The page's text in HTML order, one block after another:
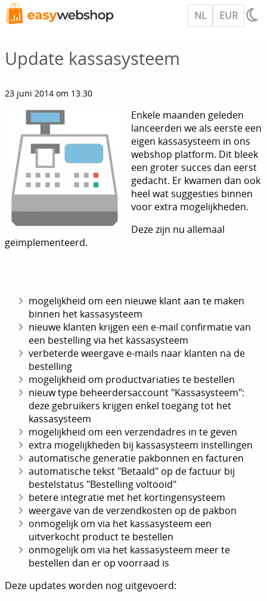
NL EUR
Update kassasysteem
23 juni 2014 om 13:30
Enkele maanden geleden
lanceerden we als eerste een
eigen kassasysteem in ons
webshop platform. Dit bleek
een groter succes dan eerst
gedacht. Er kwamen dan ook
heel wat suggesties binnen
voor extra mogelijkheden.
Deze zijn nu allemaal
geïmplementeerd.
mogelijkheid om een nieuwe klant aan te maken
binnen het kassasysteem
nieuwe klanten krijgen een e-mail confirmatie van
een bestelling via het kassasysteem
verbeterde weergave e-mails naar klanten na de
bestelling
mogelijkheid om productvariaties te bestellen
nieuw type beheerdersaccount "Kassasysteem":
deze gebruikers krijgen enkel toegang tot het
kassasysteem
mogelijkheid om een verzendadres in te geven
extra mogelijkheden bij kassasysteem instellingen
automatische generatie pakbonnen en facturen
automatische tekst "Betaald" op de factuur bij
bestelstatus "Bestelling voltooid"
betere integratie met het kortingensysteem
weergave van de verzendkosten op de pakbon
onmogelijk om via het kassasysteem een
uitverkocht product te bestellen
onmogelijk om via het kassasysteem meer te
bestellen dan er op voorraad is
Deze updates worden nog uitgevoerd: